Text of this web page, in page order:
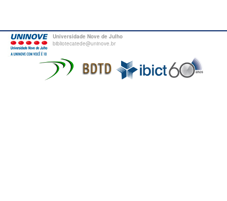
Universidade Nove de Julho
bibliotecatede@uninove.br